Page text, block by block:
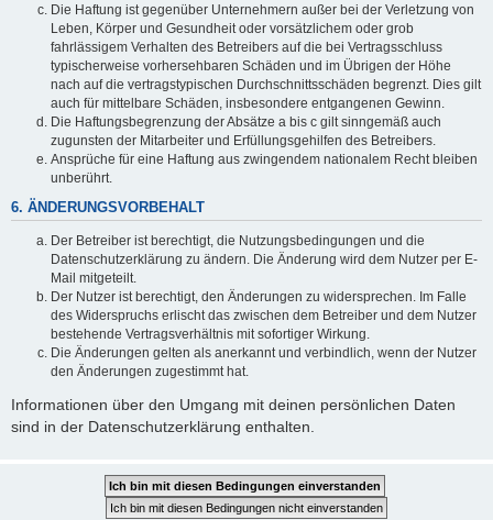
Die Haftung ist gegenüber Unternehmern außer bei der Verletzung von
Leben, Körper und Gesundheit oder vorsätzlichem oder grob
fahrlässigem Verhalten des Betreibers auf die bei Vertragsschluss
typischerweise vorhersehbaren Schäden und im Übrigen der Höhe
nach auf die vertragstypischen Durchschnittsschäden begrenzt. Dies gilt
auch für mittelbare Schäden, insbesondere entgangenen Gewinn.
Die Haftungsbegrenzung der Absätze a bis c gilt sinngemäß auch
zugunsten der Mitarbeiter und Erfüllungsgehilfen des Betreibers.
Ansprüche für eine Haftung aus zwingendem nationalem Recht bleiben
unberührt.
6. ÄNDERUNGSVORBEHALT
Der Betreiber ist berechtigt, die Nutzungsbedingungen und die
Datenschutzerklärung zu ändern. Die Änderung wird dem Nutzer per E-
Mail mitgeteilt.
Der Nutzer ist berechtigt, den Änderungen zu widersprechen. Im Falle
des Widerspruchs erlischt das zwischen dem Betreiber und dem Nutzer
bestehende Vertragsverhältnis mit sofortiger Wirkung.
Die Änderungen gelten als anerkannt und verbindlich, wenn der Nutzer
den Änderungen zugestimmt hat.
Informationen über den Umgang mit deinen persönlichen Daten
sind in der Datenschutzerklärung enthalten.